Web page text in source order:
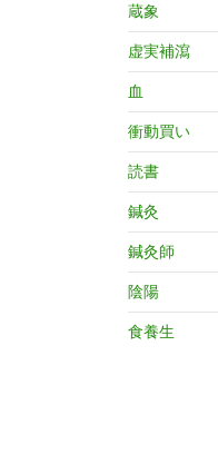
蔵象
虚実補瀉
血
衝動買い
読書
鍼灸
鍼灸師
陰陽
食養生